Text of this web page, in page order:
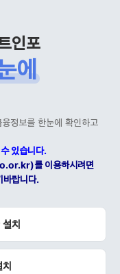
인포
에
정보를 한눈에 확인하고
있습니다.
를 이용하시려면
랍니다.
치